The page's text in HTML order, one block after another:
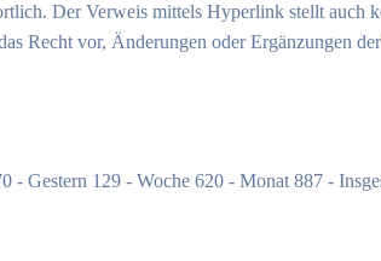
Der Verweis mittels Hyperlink stellt auch
Recht vor, Änderungen oder Ergänzungen
- Gestern 129 - Woche 620 - Monat 887 -